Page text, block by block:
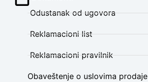
Odustanak od ugovora
Reklamacioni list
Reklamacioni pravilnik
Obaveštenje o uslovima prodaje